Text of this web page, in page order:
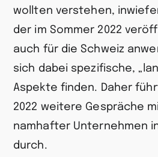
wollten verstehen,
der im Sommer 2022
auch für die Schweiz
sich dabei spezifische,
Aspekte finden. Daher
2022 weitere Gespräche
namhafter Unternehmen
durch.